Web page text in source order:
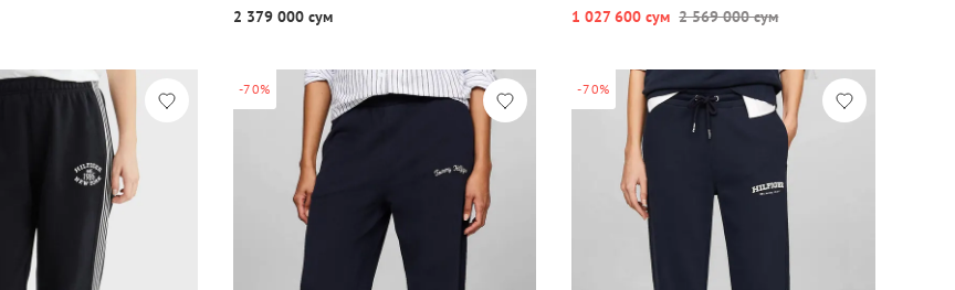
2 379 000 сум
1 027 600 сум 2 569 000 сум
-70% -70%